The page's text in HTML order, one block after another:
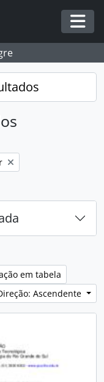
em tabela
Ascendente